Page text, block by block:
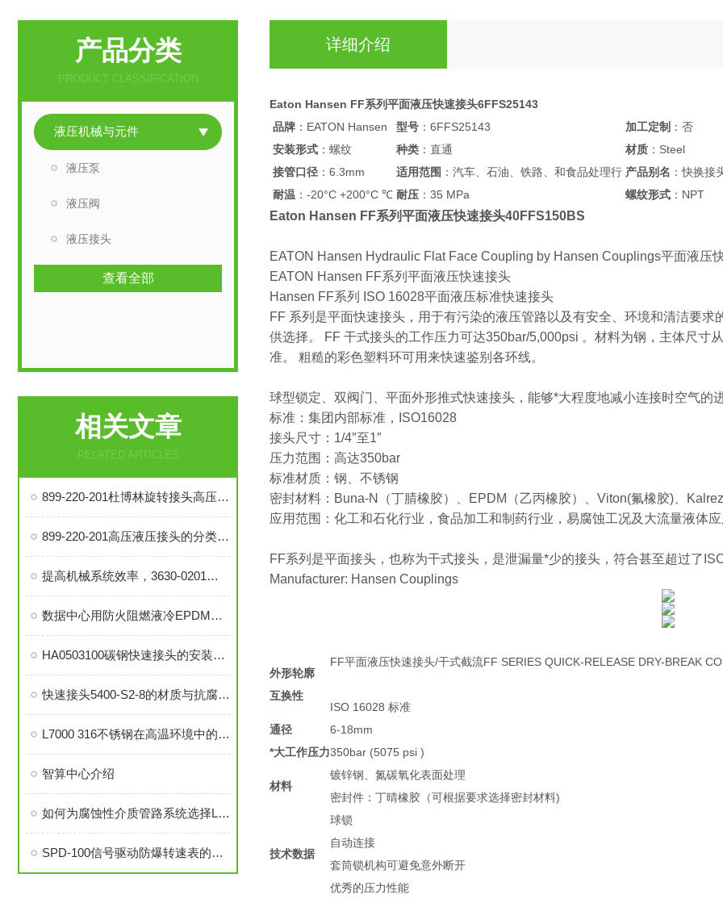
产品分类
PRODUCT CLASSIFICATION
液压机械与元件
液压泵
液压阀
液压接头
查看全部
相关文章
RELATED ARTICLES
899-220-201杜博林旋转接头高压液压接头的安装、调试与维护技巧
899-220-201高压液压接头的分类和注意事项
提高机械系统效率，3630-0201旋转接头的优势分析
数据中心用防火阻燃液冷EPDM橡胶软管-UL94 V0认证
HA0503100碳钢快速接头的安装与维护指南
快速接头5400-S2-8的材质与抗腐蚀性探讨
L7000 316不锈钢在高温环境中的应用与性能分析
智算中心介绍
如何为腐蚀性介质管路系统选择L7000 316不锈钢部件？
SPD-100信号驱动防爆转速表的安装与调试步骤详解
详细介绍
Eaton Hansen FF系列平面液压快速接头6FFS25143
品牌 ：EATON Hansen 型号 ：6FFS25143 加工定制 ：否
安装形式 ：螺纹 种类 ：直通 材质 ：Steel
接管口径 ：6.3mm 适用范围 ：汽车、石油、铁路、和食品处理行 产品别名 ：快换接
耐温 ：-20°C +200°C ℃ 耐压 ：35 MPa 螺纹形式 ：NPT
Eaton Hansen FF系列平面液压快速接头40FFS150BS
EATON Hansen Hydraulic Flat Face Coupling by Hansen Couplings平面液压
EATON Hansen FF系列平面液压快速接头
Hansen FF系列 ISO 16028平面液压标准快速接头
FF 系列是平面快速接头，用于有污染的液压管路以及有安全、环境和清洁要
供选择。 FF 干式接头的工作压力可达350bar/5,000psi 。材料为钢，主体尺寸
准。 粗糙的彩色塑料环可用来快速鉴别各环线。
球型锁定、双阀门、平面外形推式快速接头，能够*大程度地减小连接时空气的
标准：集团内部标准，ISO16028
接头尺寸：1/4″至1″
压力范围：高达350bar
标准材质：钢、不锈钢
密封材料：Buna-N（丁腈橡胶）、EPDM（乙丙橡胶）、Viton(氟橡胶)、Kalrez
应用范围：化工和石化行业，食品加工和制药行业，易腐蚀工况及大流量液体应
FF系列是平面接头，也称为干式接头，是泄漏量*少的接头，符合甚至超过了
Manufacturer: Hansen Couplings
外形轮廓
互换性
FF平面液压快速接头/干式截流FF SERIES QUICK-RELEASE DRY-BREAK
ISO 16028 标准
通径
6-18mm
*大工作压力350bar (5075 psi )
材料
镀锌钢、氮碳氧化表面处理
密封件：丁晴橡胶（可根据要求选择密封材料)
技术数据
球锁
自动连接
套筒锁机构可避免意外断开
优秀的压力性能